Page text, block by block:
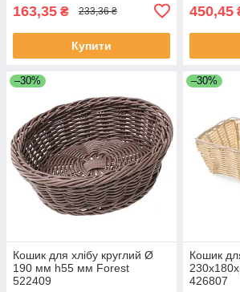
163,35 ₴ 233,36 ₴
Купити
450,45
–30%
Кошик для хлібу круглий Ø
190 мм h55 мм Forest
522409
–30%
Кошик
426807